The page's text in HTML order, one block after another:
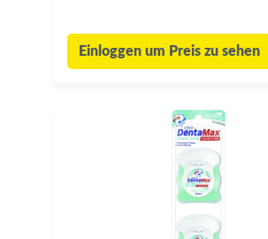
Einloggen um Preis zu sehen